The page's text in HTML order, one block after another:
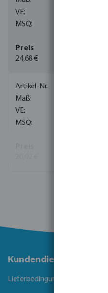
24,68 €
Kundendienst
Lieferbedingungen